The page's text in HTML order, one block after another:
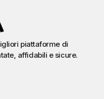
piattaforme di
affidabili e sicure.